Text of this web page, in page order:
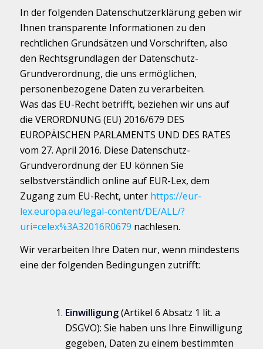
In der folgenden Datenschutzerklärung geben wir
Ihnen transparente Informationen zu den
rechtlichen Grundsätzen und Vorschriften, also
den Rechtsgrundlagen der Datenschutz-
Grundverordnung, die uns ermöglichen,
personenbezogene Daten zu verarbeiten.
Was das EU-Recht betrifft, beziehen wir uns auf
die VERORDNUNG (EU) 2016/679 DES
EUROPÄISCHEN PARLAMENTS UND DES RATES
vom 27. April 2016. Diese Datenschutz-
Grundverordnung der EU können Sie
selbstverständlich online auf EUR-Lex, dem
Zugang zum EU-Recht, unter https://eur-
lex.europa.eu/legal-content/DE/ALL/?
uri=celex%3A32016R0679 nachlesen.
Wir verarbeiten Ihre Daten nur, wenn mindestens
eine der folgenden Bedingungen zutrifft:
Einwilligung(Artikel 6 Absatz 1 lit. a
DSGVO): Sie haben uns Ihre Einwilligung
gegeben, Daten zu einem bestimmten